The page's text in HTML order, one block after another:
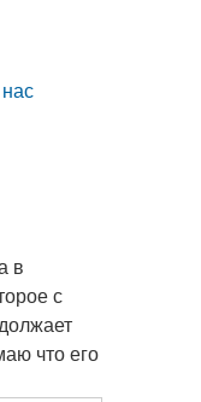
в
с
что его